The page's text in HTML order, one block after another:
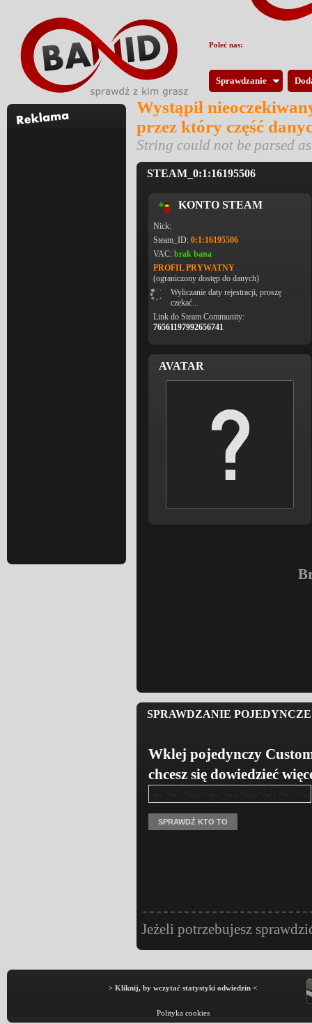
Sprawdzanie
Wystąpił
przez który część
String could not be parsed
STEAM_0:1:16195506
KONTO STEAM
Nick:
Steam_ID: 0:1:16195506
VAC: brak bana
PROFIL PRYWATNY
(ograniczony dostęp do danych)
Wyliczanie daty rejestracji, proszę
czekać...
Link do Steam Community:
76561197992656741
AVATAR
SPRAWDZANIE
Wklej pojedynczy
chcesz się dowiedzieć
Jeżeli potrzebujesz
> Kliknij, by wczytać statystyki odwiedzin <
Polityka cookies
Poleć nas: